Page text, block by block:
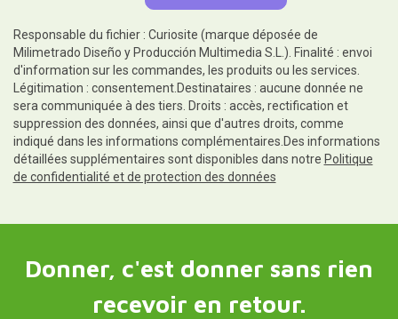
Responsable du fichier : Curiosite (marque déposée de
Milimetrado Diseño y Producción Multimedia S.L.). Finalité : envoi
d'information sur les commandes, les produits ou les services.
Légitimation : consentement.Destinataires : aucune donnée ne
sera communiquée à des tiers. Droits : accès, rectification et
suppression des données, ainsi que d'autres droits, comme
indiqué dans les informations complémentaires.Des informations
détaillées supplémentaires sont disponibles dans notre Politique
de confidentialité et de protection des données
Donner, c'est donner sans rien
recevoir en retour.